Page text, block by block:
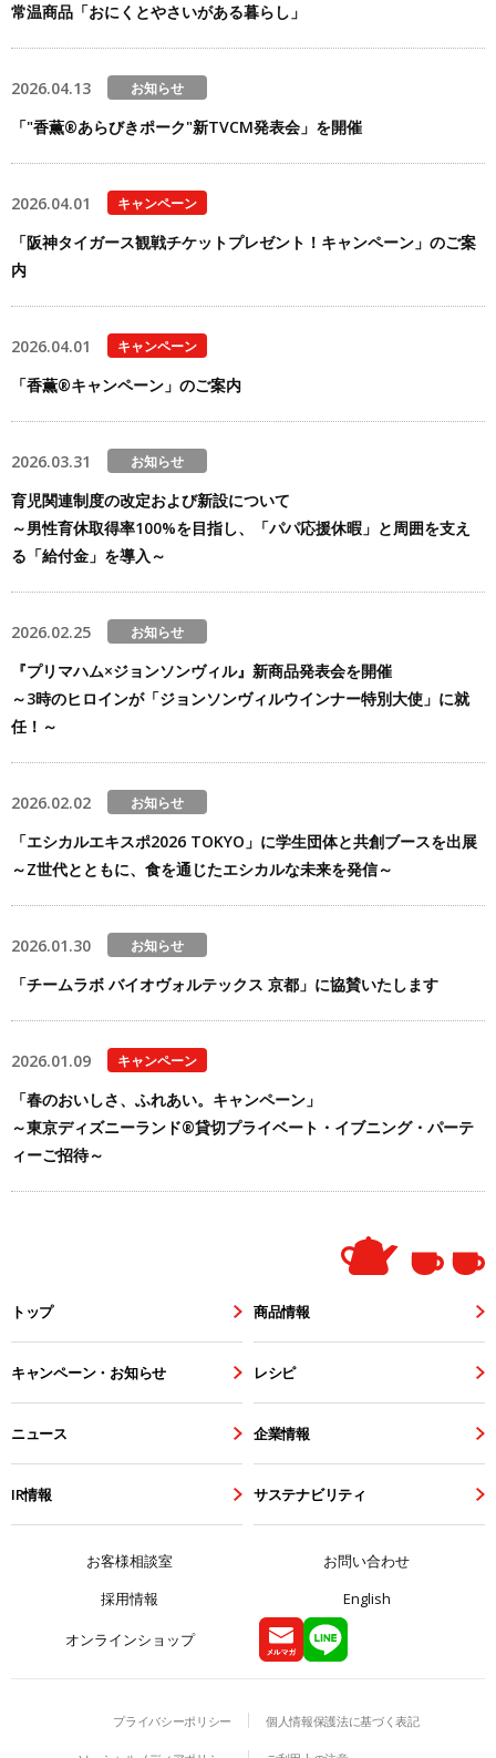
常温商品「おにくとやさいがある暮らし」
2026.04.13 お知らせ
「"香薫®あらびきポーク"新TVCM発表会」を開催
2026.04.01 キャンペーン
「阪神タイガース観戦チケットプレゼント！キャンペーン」のご案
内
2026.04.01 キャンペーン
「香薫®キャンペーン」のご案内
2026.03.31 お知らせ
育児関連制度の改定および新設について
～男性育休取得率100%を目指し、「パパ応援休暇」と周囲を支え
る「給付金」を導入～
2026.02.25 お知らせ
『プリマハム×ジョンソンヴィル』新商品発表会を開催
～3時のヒロインが「ジョンソンヴィルウインナー特別大使」に就
任！～
2026.02.02 お知らせ
「エシカルエキスポ2026 TOKYO」に学生団体と共創ブースを出展
～Z世代とともに、食を通じたエシカルな未来を発信～
2026.01.30 お知らせ
「チームラボ バイオヴォルテックス 京都」に協賛いたします
2026.01.09 キャンペーン
「春のおいしさ、ふれあい。キャンペーン」
～東京ディズニーランド®貸切プライベート・イブニング・パーテ
ィーご招待～
トップ 商品情報
キャンペーン・お知らせ レシピ
ニュース 企業情報
IR情報 サステナビリティ
お客様相談室
お問い合わせ
採用情報
English
オンラインショップ
プライバシーポリシー 個人情報保護法に基づく表記